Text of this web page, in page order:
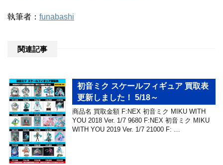
執筆者： funabashi
関連記事
初音ミク スケールフィギュア 買取表
更新しました！ 5/18～
商品名 買取金額 F:NEX 初音ミク MIKU WITH
YOU 2018 Ver. 1/7 9680 F:NEX 初音ミク MIKU
WITH YOU 2019 Ver. 1/7 21000 F: …